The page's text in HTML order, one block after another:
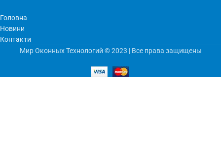
Головна
Новини
Контакти
Мир Оконных Технологий © 2023 | Все права защищены